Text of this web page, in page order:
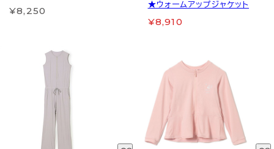
¥8,250 ★ウォームアップジャケット
¥8,910